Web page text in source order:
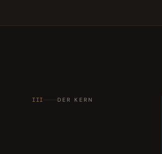
III
DER KERN